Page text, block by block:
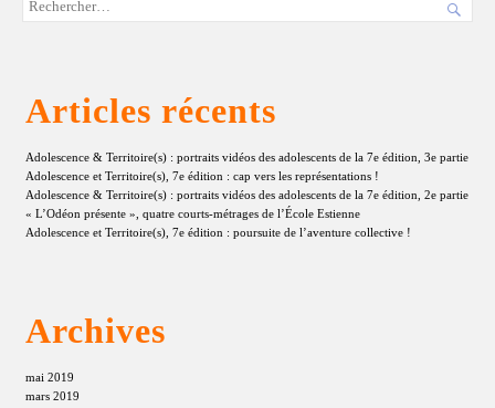

Articles récents
Adolescence & Territoire(s) : portraits vidéos des adolescents de la 7e édition, 3e partie
Adolescence et Territoire(s), 7e édition : cap vers les représentations !
Adolescence & Territoire(s) : portraits vidéos des adolescents de la 7e édition, 2e partie
« L’Odéon présente », quatre courts-métrages de l’École Estienne
Adolescence et Territoire(s), 7e édition : poursuite de l’aventure collective !
Archives
mai 2019
mars 2019